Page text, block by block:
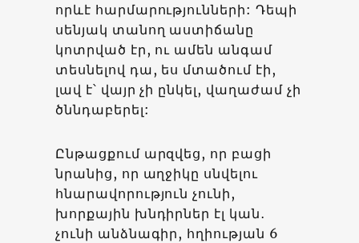
որևէ հարմարությունների: Դեպի
սենյակ տանող աստիճանը
կոտրված էր, ու ամեն անգամ
տեսնելով դա, ես մտածում էի,
լավ է՝ վայր չի ընկել, վաղաժամ չի
ծննդաբերել:
Ընթացքում արզվեց, որ բացի
նրանից, որ աղջիկը սնվելու
հնարավորություն չունի,
խորքային խնդիրներ էլ կան․
չունի անձնագիր, հղիության 6